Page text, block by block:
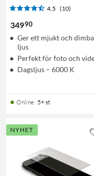
4.5 (10)
34990
Ger ett mjukt och
ljus
Perfekt för foto och
Dagsljus – 6000 K
Online: 5+ st
NYHET